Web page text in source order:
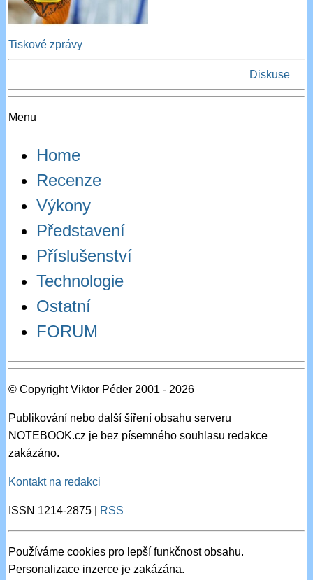
Tiskové zprávy
Diskuse
Menu
Home
Recenze
Výkony
Představení
Příslušenství
Technologie
Ostatní
FORUM
© Copyright Viktor Péder 2001 - 2026
Publikování nebo další šíření obsahu serveru
NOTEBOOK.cz je bez písemného souhlasu redakce
zakázáno.
Kontakt na redakci
ISSN 1214-2875 | RSS
Používáme cookies pro lepší funkčnost obsahu.
Personalizace inzerce je zakázána.